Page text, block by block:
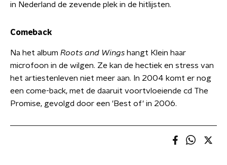
in Nederland de zevende plek in de hitlijsten.
Comeback
Na het album Roots and Wings hangt Klein haar
microfoon in de wilgen. Ze kan de hectiek en stress van
het artiestenleven niet meer aan. In 2004 komt er nog
een come-back, met de daaruit voortvloeiende cd The
Promise, gevolgd door een 'Best of' in 2006.